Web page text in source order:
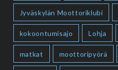
Jyväskylän Moottoriklubi
kokoontumisajo Lohja
matkat moottoripyörä